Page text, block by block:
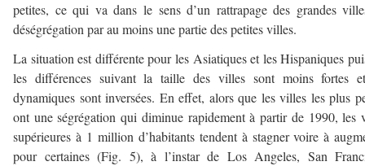
petites, ce qui va dans le sens d’un rattrapage des grandes
déségrégation par au moins une partie des petites villes.
La situation est différente pour les Asiatiques et les Hispaniques
les différences suivant la taille des villes sont moins fortes
dynamiques sont inversées. En effet, alors que les villes les plus
ont une ségrégation qui diminue rapidement à partir de 1990, les
supérieures à 1 million d’habitants tendent à stagner voire à
pour certaines (Fig. 5), à l’instar de Los Angeles, San